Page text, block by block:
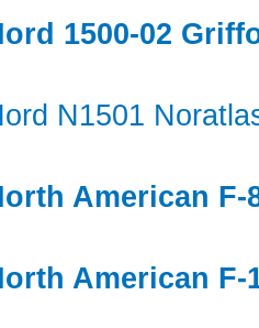
1500-02
N1501
American F-
American F-